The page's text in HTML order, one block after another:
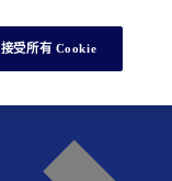
接受所有 Cookie